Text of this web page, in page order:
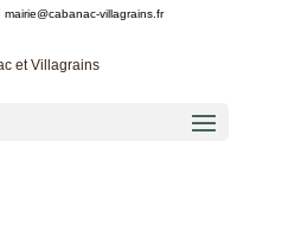
mairie@cabanac-villagrains.fr